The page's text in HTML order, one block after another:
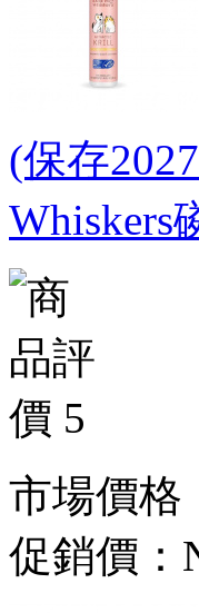
(保存
Whiskers
市場價格
促銷價：